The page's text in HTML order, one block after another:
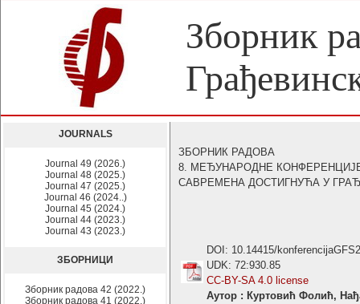
Зборник
JOURNALS
Journal 49 (2026.)
Journal 48 (2025.)
Journal 47 (2025.)
Journal 46 (2024..)
Journal 45 (2024.)
Journal 44 (2023.)
Journal 43 (2023.)
ЗБОРНИЦИ
Зборник радова 42 (2022.)
Зборник радова 41 (2022.)
ЗБОРНИК РАДОВА
8. МЕЂУНАРОДНЕ
САВРЕМЕНА ДОСТИГНУЋА У
DOI: 10.14415/
UDK: 72:930.85
CC-BY-SA 4.0 license
Аутор : Куртовић Фолић,